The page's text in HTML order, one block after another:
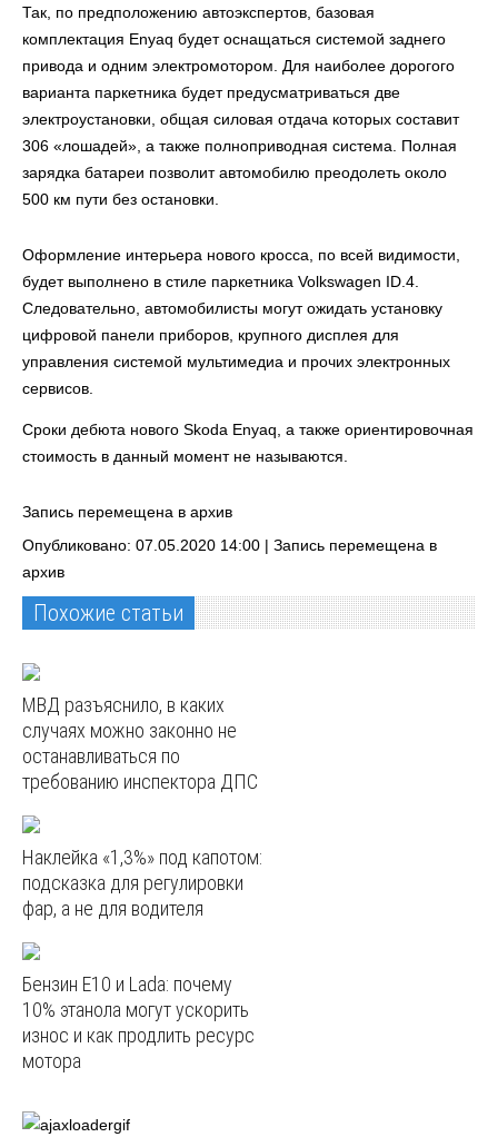
Так, по предположению автоэкспертов, базовая
комплектация Enyaq будет оснащаться системой заднего
привода и одним электромотором. Для наиболее дорогого
варианта паркетника будет предусматриваться две
электроустановки, общая силовая отдача которых составит
306 «лошадей», а также полноприводная система. Полная
зарядка батареи позволит автомобилю преодолеть около
500 км пути без остановки.
Оформление интерьера нового кросса, по всей видимости,
будет выполнено в стиле паркетника Volkswagen ID.4.
Следовательно, автомобилисты могут ожидать установку
цифровой панели приборов, крупного дисплея для
управления системой мультимедиа и прочих электронных
сервисов.
Сроки дебюта нового Skoda Enyaq, а также ориентировочная
стоимость в данный момент не называются.
Запись перемещена в архив
Опубликовано: 07.05.2020 14:00 | Запись перемещена в
архив
Похожие статьи
МВД разъяснило, в каких
случаях можно законно не
останавливаться по
требованию инспектора ДПС
Наклейка «1,3%» под капотом:
подсказка для регулировки
фар, а не для водителя
Бензин E10 и Lada: почему
10% этанола могут ускорить
износ и как продлить ресурс
мотора